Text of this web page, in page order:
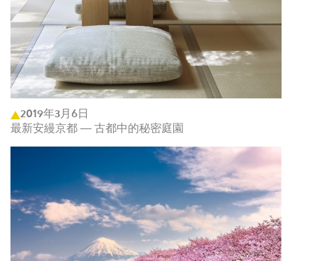
2019年3月6日
最新安縵京都 — 古都中的秘密庭園